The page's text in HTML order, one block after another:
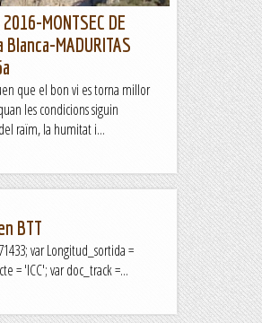
MONTSEC DE
MADURITAS
que el bon vi es torna millor
les condicions siguin
raïm, la humitat i...
BTT
var Longitud_sortida =
= 'ICC'; var doc_track =...